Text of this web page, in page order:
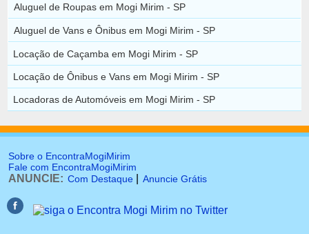
Aluguel de Roupas em Mogi Mirim - SP
Aluguel de Vans e Ônibus em Mogi Mirim - SP
Locação de Caçamba em Mogi Mirim - SP
Locação de Ônibus e Vans em Mogi Mirim - SP
Locadoras de Automóveis em Mogi Mirim - SP
Sobre o EncontraMogiMirim
Fale com EncontraMogiMirim
ANUNCIE: Com Destaque Anuncie Grátis